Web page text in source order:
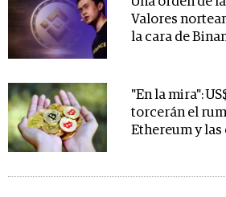
Valores
la cara de
"En la mira":
torcerán el
Ethereum y